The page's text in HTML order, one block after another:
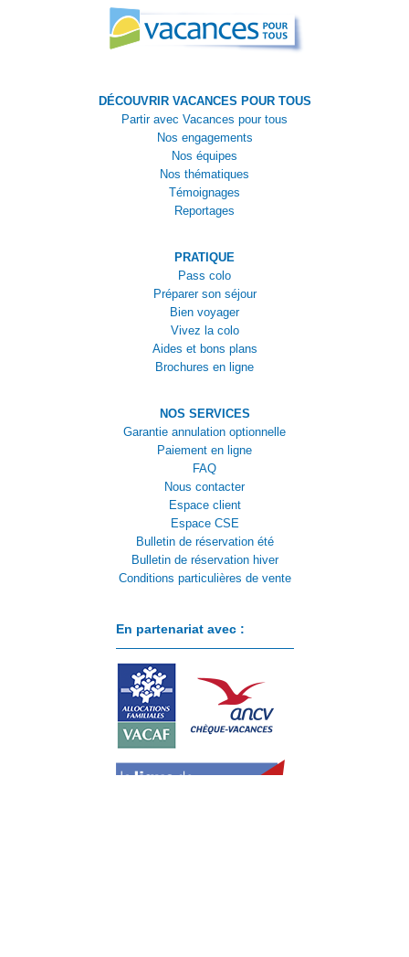
DÉCOUVRIR VACANCES POUR TOUS
Partir avec Vacances pour tous
Nos engagements
Nos équipes
Nos thématiques
Témoignages
Reportages
PRATIQUE
Pass colo
Préparer son séjour
Bien voyager
Vivez la colo
Aides et bons plans
Brochures en ligne
NOS SERVICES
Garantie annulation optionnelle
Paiement en ligne
FAQ
Nous contacter
Espace client
Espace CSE
Bulletin de réservation été
Bulletin de réservation hiver
Conditions particulières de vente
En partenariat avec :